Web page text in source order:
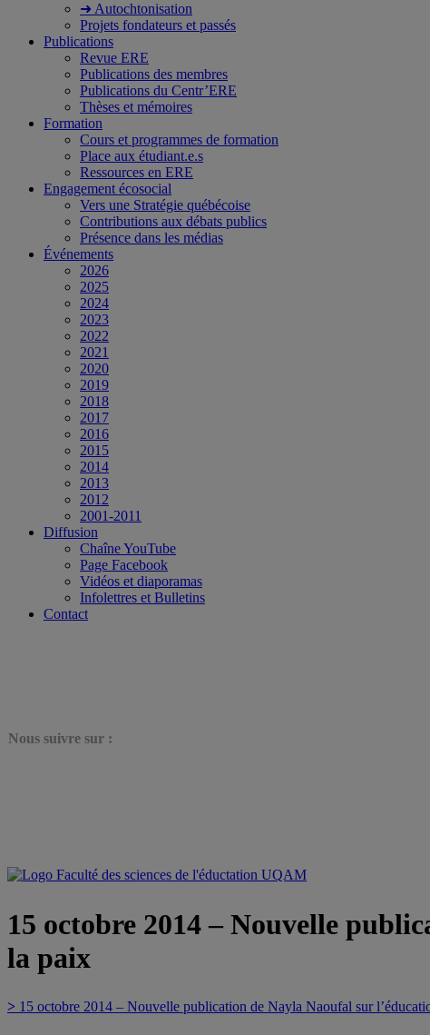
➜ Autochtonisation
Projets fondateurs et passés
Publications
Revue ERE
Publications des membres
Publications du Centr’ERE
Thèses et mémoires
Formation
Cours et programmes de formation
Place aux étudiant.e.s
Ressources en ERE
Engagement écosocial
Vers une Stratégie québécoise
Contributions aux débats publics
Présence dans les médias
Événements
2026
2025
2024
2023
2022
2021
2020
2019
2018
2017
2016
2015
2014
2013
2012
2001-2011
Diffusion
Chaîne YouTube
Page Facebook
Vidéos et diaporamas
Infolettres et Bulletins
Contact
Nous suivre sur :
15 octobre 2014 – Nouvelle
la paix
> 15 octobre 2014 – Nouvelle publication de Nayla Naoufal sur